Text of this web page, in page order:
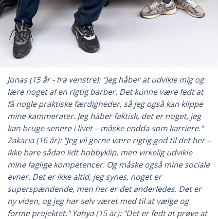
Jonas (15 år - fra venstre): "Jeg håber at udvikle mig og
lære noget af en rigtig barber. Det kunne være fedt at
få nogle praktiske færdigheder, så jeg også kan klippe
mine kammerater. Jeg håber faktisk, det er noget, jeg
kan bruge senere i livet – måske endda som karriere."
Zakaria (16 år): "Jeg vil gerne være rigtig god til det her –
ikke bare sådan lidt hobbyklip, men virkelig udvikle
mine faglige kompetencer. Og måske også mine sociale
evner. Det er ikke altid, jeg synes, noget er
superspændende, men her er det anderledes. Det er
ny viden, og jeg har selv været med til at vælge og
forme projektet." Yahya (15 år): "Det er fedt at prøve at